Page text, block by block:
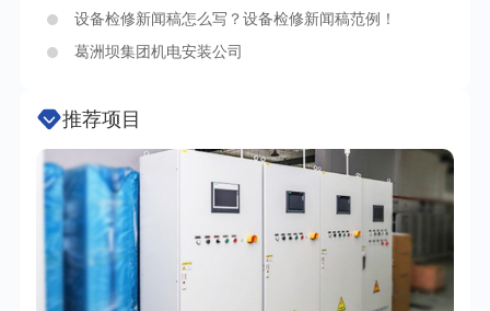
设备检修新闻稿怎么写？设备检修新闻稿范例！
葛洲坝集团机电安装公司
推荐项目